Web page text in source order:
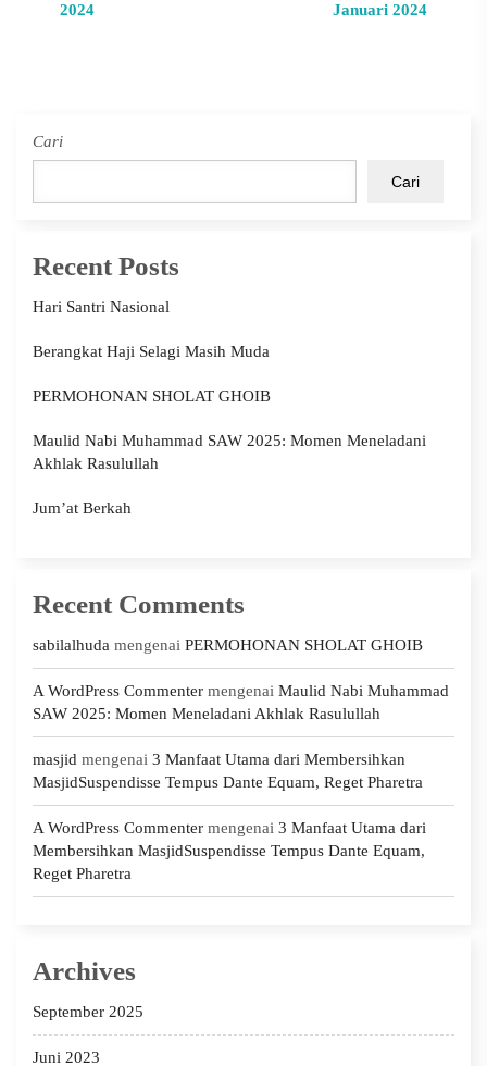
2024
Januari 2024
Cari
Cari
Recent Posts
Hari Santri Nasional
Berangkat Haji Selagi Masih Muda
PERMOHONAN SHOLAT GHOIB
Maulid Nabi Muhammad SAW 2025: Momen Meneladani
Akhlak Rasulullah
Jum’at Berkah
Recent Comments
sabilalhuda mengenai PERMOHONAN SHOLAT GHOIB
A WordPress Commenter mengenai Maulid Nabi Muhammad
SAW 2025: Momen Meneladani Akhlak Rasulullah
masjid mengenai 3 Manfaat Utama dari Membersihkan
MasjidSuspendisse Tempus Dante Equam, Reget Pharetra
A WordPress Commenter mengenai 3 Manfaat Utama dari
Membersihkan MasjidSuspendisse Tempus Dante Equam,
Reget Pharetra
Archives
September 2025
Juni 2023